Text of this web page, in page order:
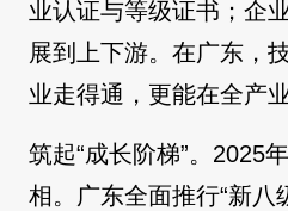
业认证与等级证书；企
展到上下游。在广东，
业走得通，更能在全产
筑起“成长阶梯”。2025
相。广东全面推行“新八